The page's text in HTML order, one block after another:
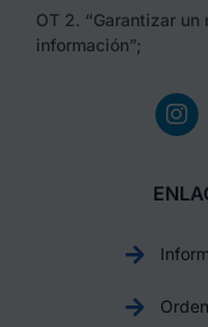
OT 2. “Garantizar
información”;